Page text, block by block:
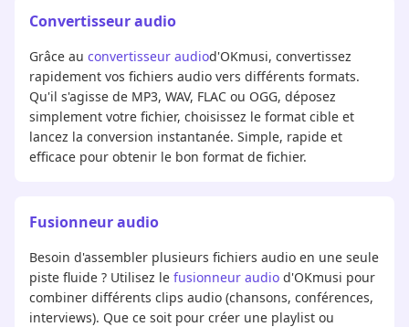
Convertisseur audio
Grâce au convertisseur audiod'OKmusi, convertissez
rapidement vos fichiers audio vers différents formats.
Qu'il s'agisse de MP3, WAV, FLAC ou OGG, déposez
simplement votre fichier, choisissez le format cible et
lancez la conversion instantanée. Simple, rapide et
efficace pour obtenir le bon format de fichier.
Fusionneur audio
Besoin d'assembler plusieurs fichiers audio en une seule
piste fluide ? Utilisez le fusionneur audio d'OKmusi pour
combiner différents clips audio (chansons, conférences,
interviews). Que ce soit pour créer une playlist ou